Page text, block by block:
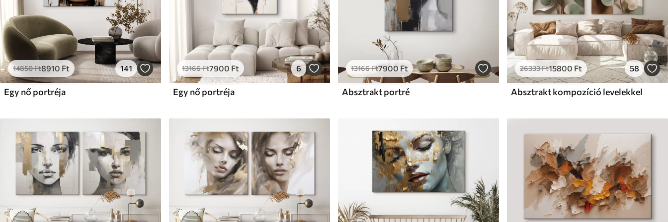
14850Ft8910 Ft 141
Egy nő portréja
13166Ft7900 Ft 6
Egy nő portréja
13166Ft7900 Ft
Absztrakt portré
26333Ft15800 Ft 58
Absztrakt kompozíció levelekkel